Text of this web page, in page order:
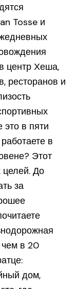
Tosse и
центр Хеша,
ресторанов и
в пяти
в
Этот
До
за
чем в 20
дом,